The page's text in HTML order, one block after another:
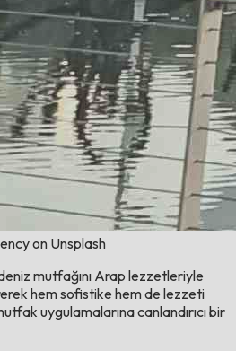
on Unsplash
mutfağını Arap lezzetleriyle
hem sofistike hem de lezzeti
uygulamalarına canlandırıcı bir